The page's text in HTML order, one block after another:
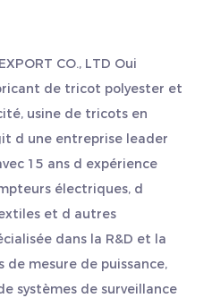
CO., LTD Oui
de tricot polyester et
usine de tricots en
d une entreprise leader
15 ans d expérience
électriques, d
et d autres
dans la R&D et la
mesure de puissance,
systèmes de surveillance